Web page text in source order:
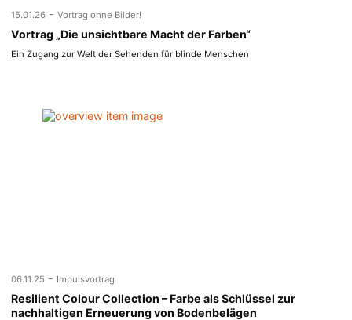
15.01.26 - Vortrag ohne Bilder!
Vortrag „Die unsichtbare Macht der Farben“
Ein Zugang zur Welt der Sehenden für blinde Menschen
06.11.25 - Impulsvortrag
Resilient Colour Collection – Farbe als Schlüssel zur
nachhaltigen Erneuerung von Bodenbelägen